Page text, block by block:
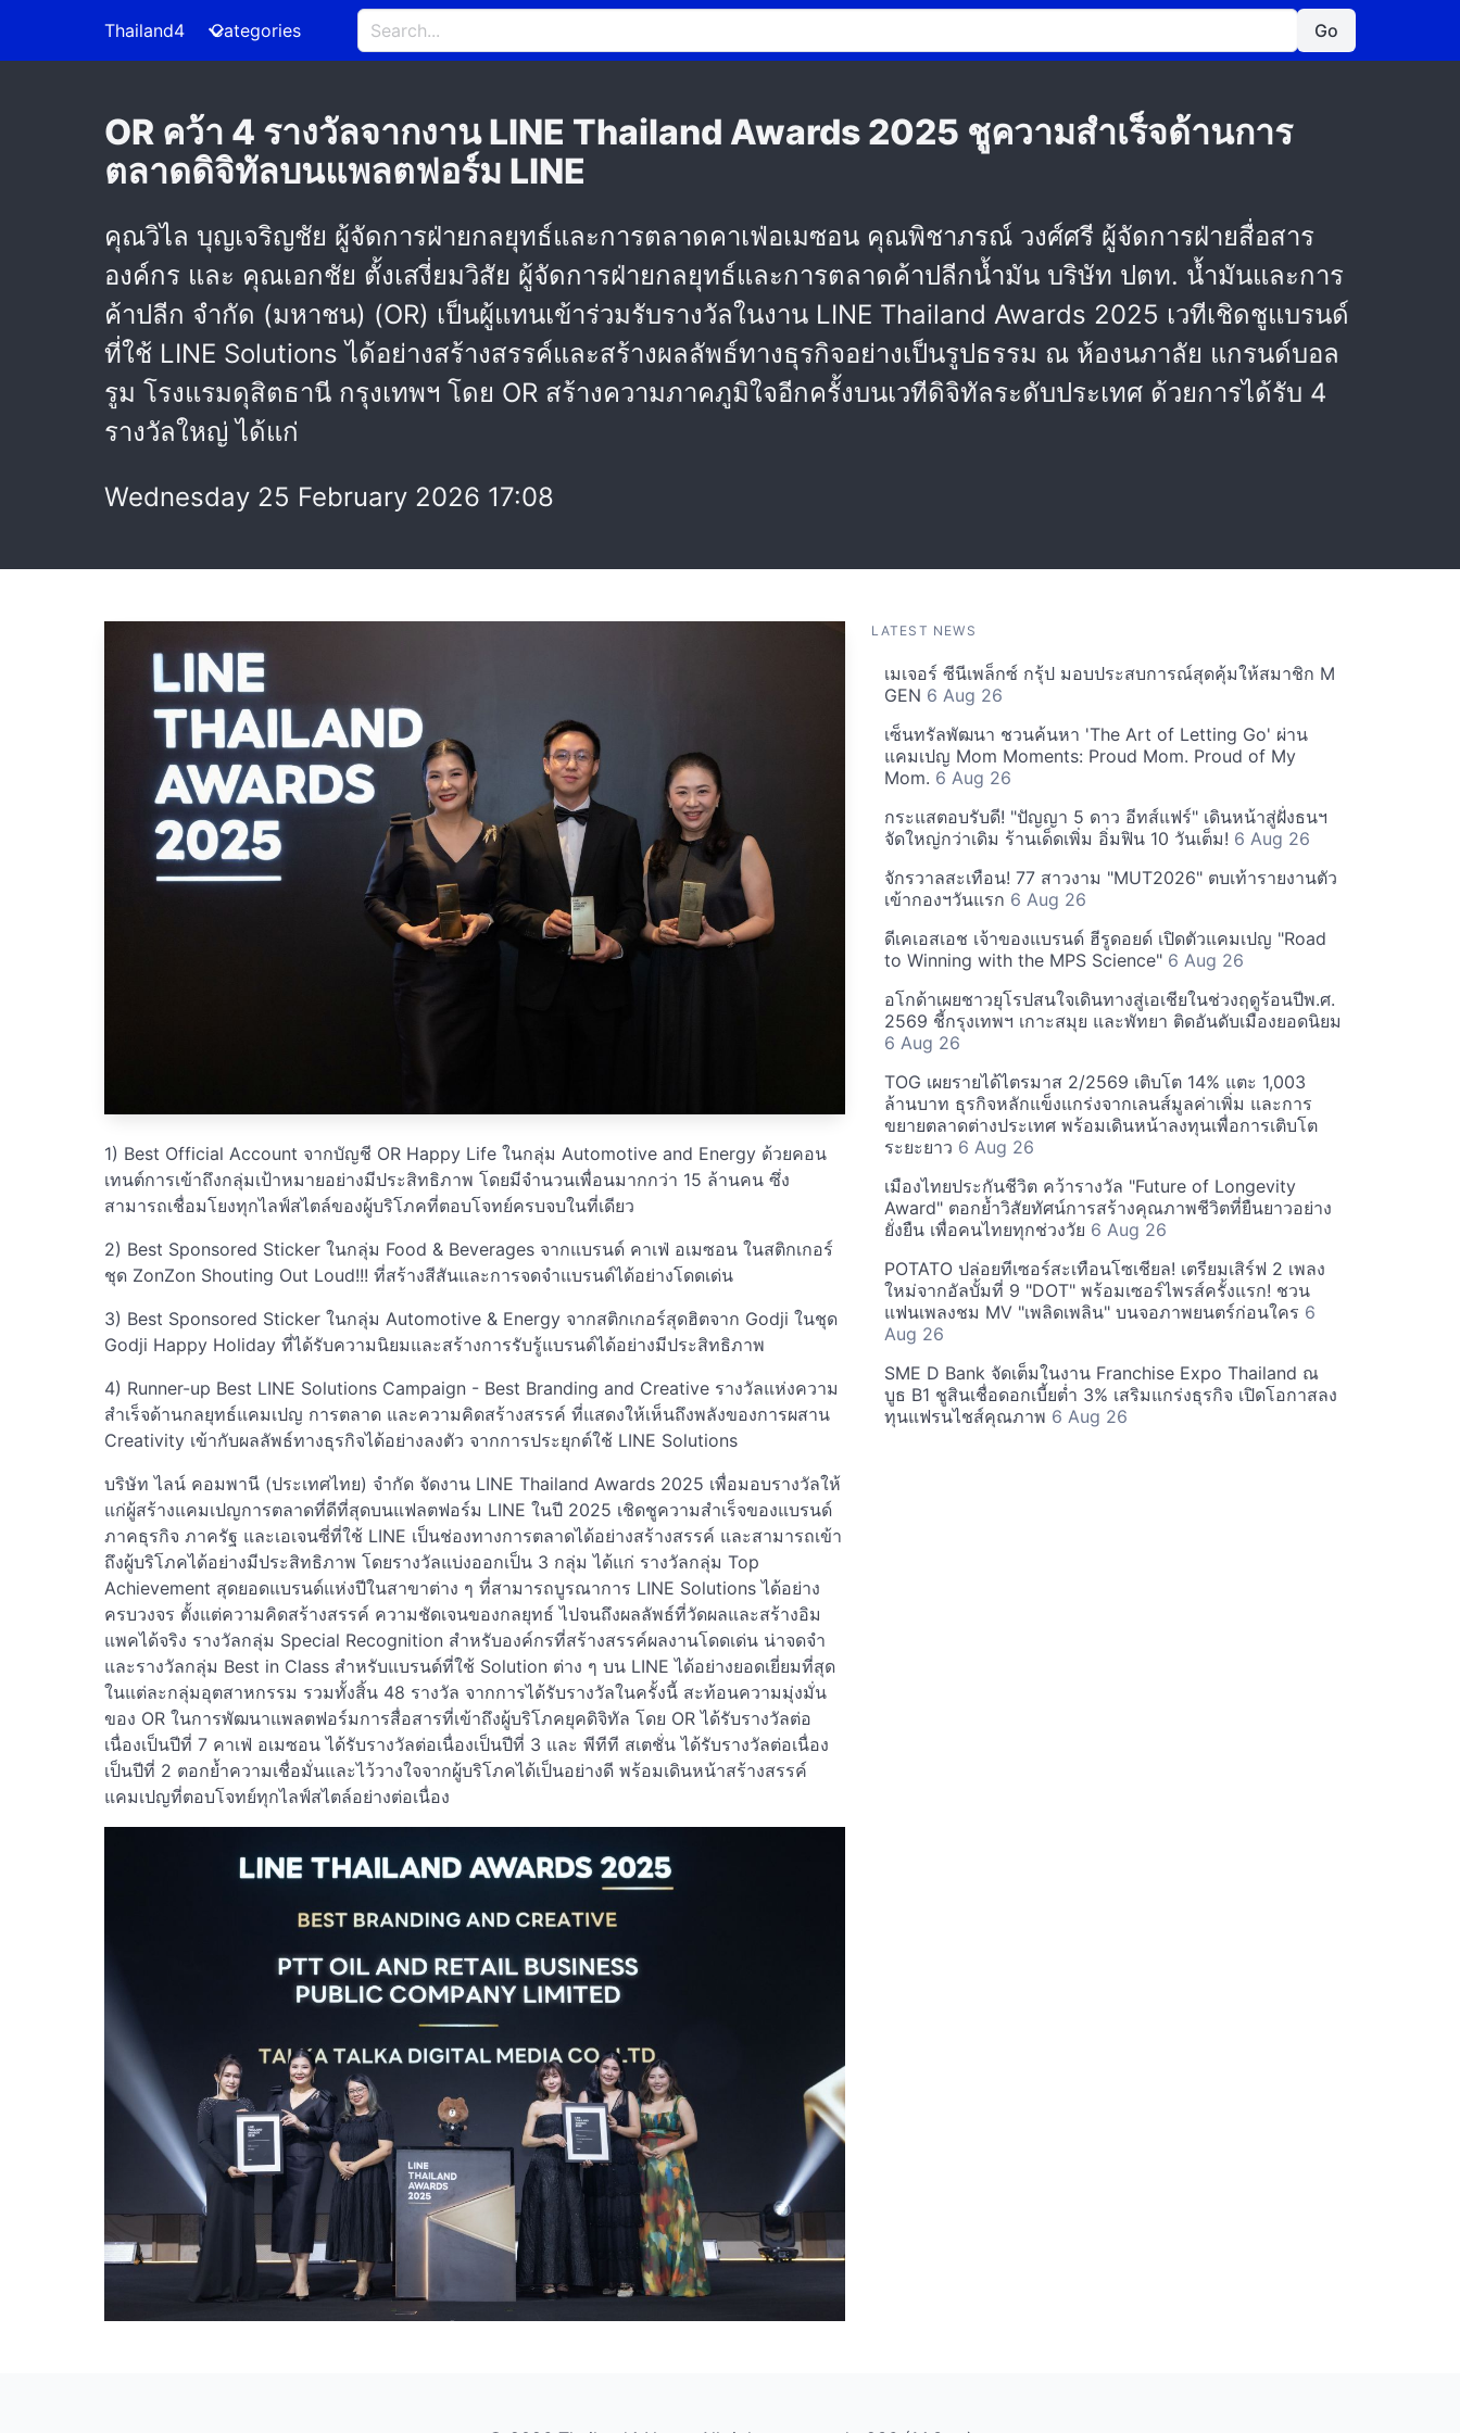
Thailand4 Categories Go
OR คว้า 4 รางวัลจากงาน LINE Thailand Awards 2025 ชูความสำเร็จด้านการ
ตลาดดิจิทัลบนแพลตฟอร์ม LINE
คุณวิไล บุญเจริญชัย ผู้จัดการฝ่ายกลยุทธ์และการตลาดคาเฟ่อเมซอน คุณพิชาภรณ์ วงศ์ศรี ผู้จัดการฝ่ายสื่อสาร
องค์กร และ คุณเอกชัย ตั้งเสงี่ยมวิสัย ผู้จัดการฝ่ายกลยุทธ์และการตลาดค้าปลีกน้ำมัน บริษัท ปตท. น้ำมันและการ
ค้าปลีก จำกัด (มหาชน) (OR) เป็นผู้แทนเข้าร่วมรับรางวัลในงาน LINE Thailand Awards 2025 เวทีเชิดชูแบรนด์
ที่ใช้ LINE Solutions ได้อย่างสร้างสรรค์และสร้างผลลัพธ์ทางธุรกิจอย่างเป็นรูปธรรม ณ ห้องนภาลัย แกรนด์บอล
รูม โรงแรมดุสิตธานี กรุงเทพฯ โดย OR สร้างความภาคภูมิใจอีกครั้งบนเวทีดิจิทัลระดับประเทศ ด้วยการได้รับ 4
รางวัลใหญ่ ได้แก่
Wednesday 25 February 2026 17:08
1) Best Official Account จากบัญชี OR Happy Life ในกลุ่ม Automotive and Energy ด้วยคอน
เทนต์การเข้าถึงกลุ่มเป้าหมายอย่างมีประสิทธิภาพ โดยมีจำนวนเพื่อนมากกว่า 15 ล้านคน ซึ่ง
สามารถเชื่อมโยงทุกไลฟ์สไตล์ของผู้บริโภคที่ตอบโจทย์ครบจบในที่เดียว
2) Best Sponsored Sticker ในกลุ่ม Food & Beverages จากแบรนด์ คาเฟ่ อเมซอน ในสติกเกอร์
ชุด ZonZon Shouting Out Loud!!! ที่สร้างสีสันและการจดจำแบรนด์ได้อย่างโดดเด่น
3) Best Sponsored Sticker ในกลุ่ม Automotive & Energy จากสติกเกอร์สุดฮิตจาก Godji ในชุด
Godji Happy Holiday ที่ได้รับความนิยมและสร้างการรับรู้แบรนด์ได้อย่างมีประสิทธิภาพ
4) Runner-up Best LINE Solutions Campaign - Best Branding and Creative รางวัลแห่งความ
สำเร็จด้านกลยุทธ์แคมเปญ การตลาด และความคิดสร้างสรรค์ ที่แสดงให้เห็นถึงพลังของการผสาน
Creativity เข้ากับผลลัพธ์ทางธุรกิจได้อย่างลงตัว จากการประยุกต์ใช้ LINE Solutions
บริษัท ไลน์ คอมพานี (ประเทศไทย) จำกัด จัดงาน LINE Thailand Awards 2025 เพื่อมอบรางวัลให้
แก่ผู้สร้างแคมเปญการตลาดที่ดีที่สุดบนแฟลตฟอร์ม LINE ในปี 2025 เชิดชูความสำเร็จของแบรนด์
ภาคธุรกิจ ภาครัฐ และเอเจนซี่ที่ใช้ LINE เป็นช่องทางการตลาดได้อย่างสร้างสรรค์ และสามารถเข้า
ถึงผู้บริโภคได้อย่างมีประสิทธิภาพ โดยรางวัลแบ่งออกเป็น 3 กลุ่ม ได้แก่ รางวัลกลุ่ม Top
Achievement สุดยอดแบรนด์แห่งปีในสาขาต่าง ๆ ที่สามารถบูรณาการ LINE Solutions ได้อย่าง
ครบวงจร ตั้งแต่ความคิดสร้างสรรค์ ความชัดเจนของกลยุทธ์ ไปจนถึงผลลัพธ์ที่วัดผลและสร้างอิม
แพคได้จริง รางวัลกลุ่ม Special Recognition สำหรับองค์กรที่สร้างสรรค์ผลงานโดดเด่น น่าจดจำ
และรางวัลกลุ่ม Best in Class สำหรับแบรนด์ที่ใช้ Solution ต่าง ๆ บน LINE ได้อย่างยอดเยี่ยมที่สุด
ในแต่ละกลุ่มอุตสาหกรรม รวมทั้งสิ้น 48 รางวัล จากการได้รับรางวัลในครั้งนี้ สะท้อนความมุ่งมั่น
ของ OR ในการพัฒนาแพลตฟอร์มการสื่อสารที่เข้าถึงผู้บริโภคยุคดิจิทัล โดย OR ได้รับรางวัลต่อ
เนื่องเป็นปีที่ 7 คาเฟ่ อเมซอน ได้รับรางวัลต่อเนื่องเป็นปีที่ 3 และ พีทีที สเตชั่น ได้รับรางวัลต่อเนื่อง
เป็นปีที่ 2 ตอกย้ำความเชื่อมั่นและไว้วางใจจากผู้บริโภคได้เป็นอย่างดี พร้อมเดินหน้าสร้างสรรค์
แคมเปญที่ตอบโจทย์ทุกไลฟ์สไตล์อย่างต่อเนื่อง
LATEST NEWS
เมเจอร์ ซีนีเพล็กซ์ กรุ้ป มอบประสบการณ์สุดคุ้มให้สมาชิก M
GEN 6 Aug 26
เซ็นทรัลพัฒนา ชวนค้นหา 'The Art of Letting Go' ผ่าน
แคมเปญ Mom Moments: Proud Mom. Proud of My
Mom. 6 Aug 26
กระแสตอบรับดี! "ปัญญา 5 ดาว อีทส์แฟร์" เดินหน้าสู่ฝั่งธนฯ
จัดใหญ่กว่าเดิม ร้านเด็ดเพิ่ม อิ่มฟิน 10 วันเต็ม! 6 Aug 26
จักรวาลสะเทือน! 77 สาวงาม "MUT2026" ตบเท้ารายงานตัว
เข้ากองฯวันแรก 6 Aug 26
ดีเคเอสเอช เจ้าของแบรนด์ ฮีรูดอยด์ เปิดตัวแคมเปญ "Road
to Winning with the MPS Science" 6 Aug 26
อโกด้าเผยชาวยุโรปสนใจเดินทางสู่เอเชียในช่วงฤดูร้อนปีพ.ศ.
2569 ชี้กรุงเทพฯ เกาะสมุย และพัทยา ติดอันดับเมืองยอดนิยม
6 Aug 26
TOG เผยรายได้ไตรมาส 2/2569 เติบโต 14% แตะ 1,003
ล้านบาท ธุรกิจหลักแข็งแกร่งจากเลนส์มูลค่าเพิ่ม และการ
ขยายตลาดต่างประเทศ พร้อมเดินหน้าลงทุนเพื่อการเติบโต
ระยะยาว 6 Aug 26
เมืองไทยประกันชีวิต คว้ารางวัล "Future of Longevity
Award" ตอกย้ำวิสัยทัศน์การสร้างคุณภาพชีวิตที่ยืนยาวอย่าง
ยั่งยืน เพื่อคนไทยทุกช่วงวัย 6 Aug 26
POTATO ปล่อยทีเซอร์สะเทือนโซเชียล! เตรียมเสิร์ฟ 2 เพลง
ใหม่จากอัลบั้มที่ 9 "DOT" พร้อมเซอร์ไพรส์ครั้งแรก! ชวน
แฟนเพลงชม MV "เพลิดเพลิน" บนจอภาพยนตร์ก่อนใคร 6
Aug 26
SME D Bank จัดเต็มในงาน Franchise Expo Thailand ณ
บูธ B1 ชูสินเชื่อดอกเบี้ยต่ำ 3% เสริมแกร่งธุรกิจ เปิดโอกาสลง
ทุนแฟรนไชส์คุณภาพ 6 Aug 26